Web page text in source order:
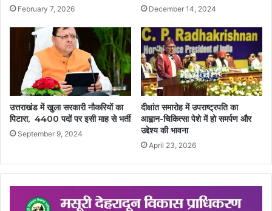
February 7, 2026 December 14, 2024
उत्तराखंड में खुला सरकारी नौकरियों का
पिटारा, 4400 पदों पर इसी माह से भर्ती
September 9, 2024
दीक्षांत समारोह में उपराष्ट्रपति का
आह्वान-चिकित्सा पेशे में हो समर्पण और
उद्देश्य की भावना
April 23, 2026